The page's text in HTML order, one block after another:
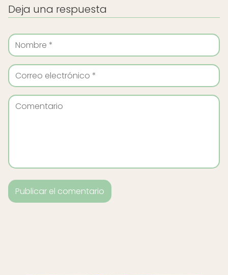
Deja una respuesta